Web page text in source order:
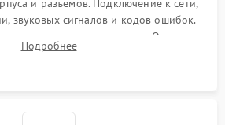
и разъемов. Подключение к сети,
звуковых сигналов и кодов ошибок.
и выходного напряжения. Оценка
основного питания без
Подробнее